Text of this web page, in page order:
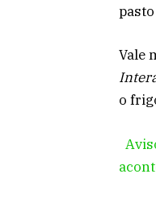
Vale
o